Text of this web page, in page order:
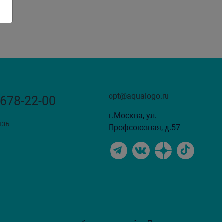
22-00 opt@aqualogo.ru
г.Москва, ул.
Профсоюзная, д.57